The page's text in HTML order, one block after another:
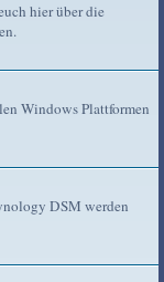
hier über die
Windows Plattformen
DSM werden